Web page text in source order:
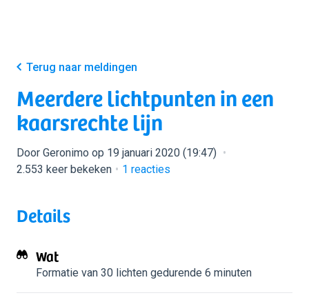
Terug naar meldingen
Meerdere lichtpunten in een
kaarsrechte lijn
Door Geronimo op 19 januari 2020 (19:47)
2.553 keer bekeken
1 reacties
Details
Wat
Formatie van 30 lichten gedurende 6 minuten